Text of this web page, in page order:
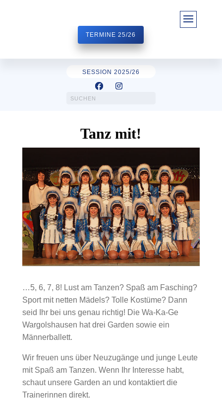
TERMINE 25/26
SESSION 2025/26
Tanz mit!
…5, 6, 7, 8! Lust am Tanzen? Spaß am Fasching?
Sport mit netten Mädels? Tolle Kostüme? Dann
seid Ihr bei uns genau richtig! Die Wa-Ka-Ge
Wargolshausen hat drei Garden sowie ein
Männerballett.
Wir freuen uns über Neuzugänge und junge Leute
mit Spaß am Tanzen. Wenn Ihr Interesse habt,
schaut unsere Garden an und kontaktiert die
Trainerinnen direkt.